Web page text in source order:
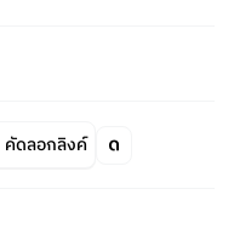
คัดลอกลิงค์